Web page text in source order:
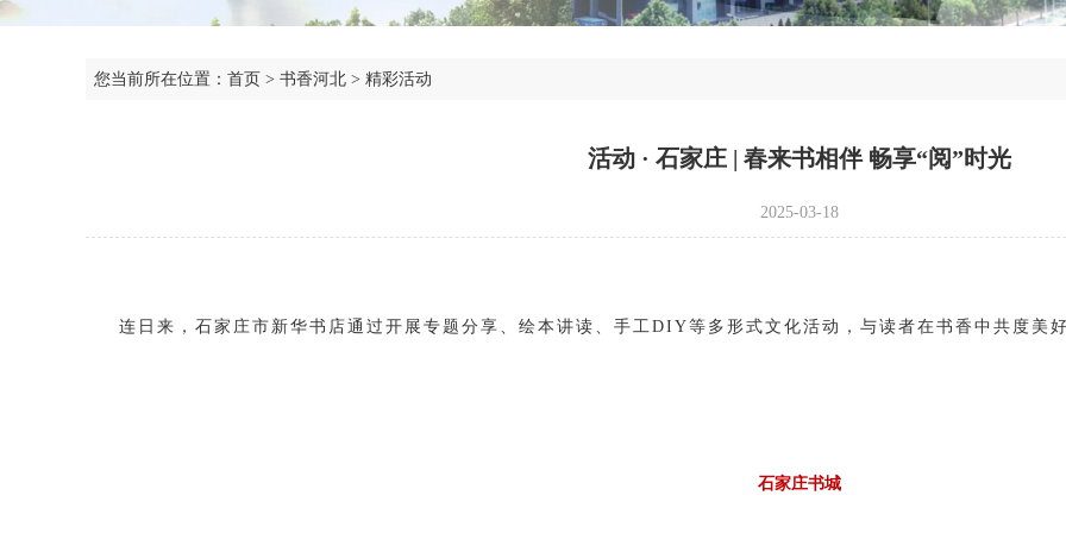
1 2 3 4 5
您当前所在位置： 首页 > 书香河北 > 精彩活动
活动 · 石家庄 | 春来书相伴 畅享“阅”时光
2025-03-18
连日来，石家庄市新华书店通过开展专题分享、绘本讲读、手工DIY等多形式文化活动，与读者在书香中共度美
石家庄书城